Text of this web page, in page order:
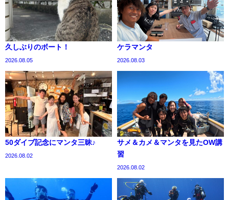
久しぶりのボート！
2026.08.05
ケラマンタ
2026.08.03
50ダイブ記念にマンタ三昧♪
2026.08.02
サメ＆カメ＆マンタを見たOW講
習
2026.08.02